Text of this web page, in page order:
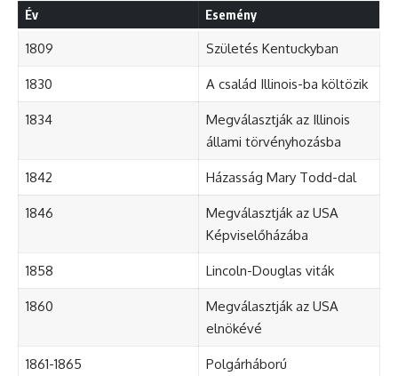
Év Esemény
1809 Születés Kentuckyban
1830 A család Illinois-ba költözik
1834
Megválasztják az Illinois
állami törvényhozásba
1842 Házasság Mary Todd-dal
1846
Megválasztják az USA
Képviselőházába
1858 Lincoln-Douglas viták
1860
Megválasztják az USA
elnökévé
1861-1865 Polgárháború